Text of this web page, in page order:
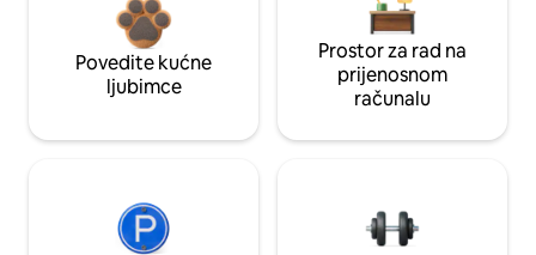
Povedite kućne
ljubimce
Prostor za rad na
prijenosnom
računalu